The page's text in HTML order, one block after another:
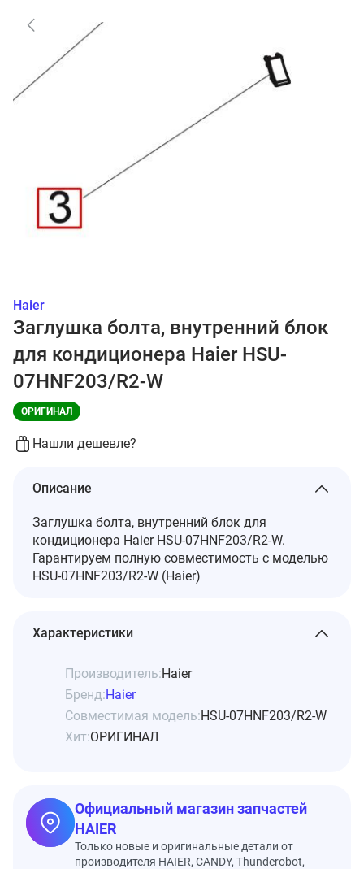
Haier
Заглушка болта, внутренний блок
для кондиционера Haier HSU-
07HNF203/R2-W
ОРИГИНАЛ
Нашли дешевле?
Описание
Заглушка болта, внутренний блок для
кондиционера Haier HSU-07HNF203/R2-W.
Гарантируем полную совместимость с моделью
HSU-07HNF203/R2-W (Haier)
Характеристики
Производитель:Haier
Бренд:Haier
Совместимая модель:HSU-07HNF203/R2-W
Хит:ОРИГИНАЛ
Официальный магазин запчастей
HAIER
Только новые и оригинальные детали от
производителя HAIER, CANDY, Thunderobot,